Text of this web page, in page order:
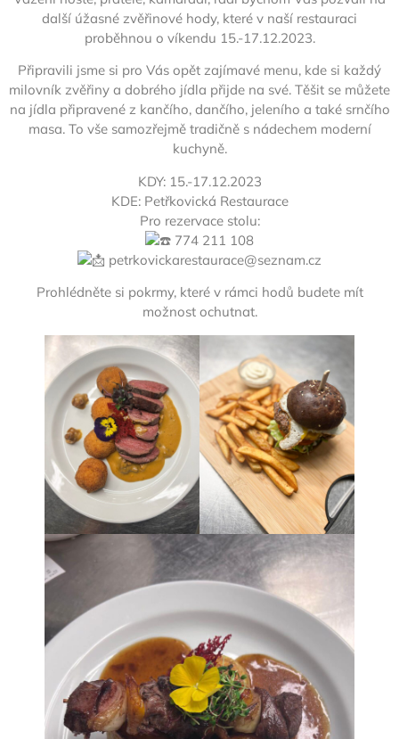
další úžasné zvěřinové hody, které v naší restauraci
proběhnou o víkendu 15.-17.12.2023.
Připravili jsme si pro Vás opět zajímavé menu, kde si každý
milovník zvěřiny a dobrého jídla přijde na své. Těšit se můžete
na jídla připravené z kančího, dančího, jeleního a také srnčího
masa. To vše samozřejmě tradičně s nádechem moderní
kuchyně.
KDY: 15.-17.12.2023
KDE: Petřkovická Restaurace
Pro rezervace stolu:
774 211 108
petrkovickarestaurace@seznam.cz
Prohlédněte si pokrmy, které v rámci hodů budete mít
možnost ochutnat.